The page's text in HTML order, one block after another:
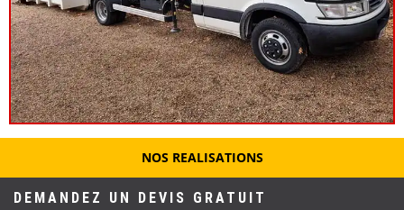
NOS REALISATIONS
DEMANDEZ UN DEVIS GRATUIT